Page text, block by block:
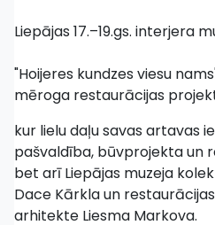
Liepājas 17.–19.gs. interjera
"Hoijeres kundzes viesu
mēroga restaurācijas
kur lielu daļu savas artavas
pašvaldība, būvprojekta un
bet arī Liepājas muzeja
Dace Kārkla un
arhitekte Liesma Markova.